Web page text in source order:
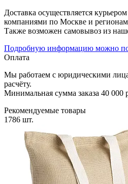
Доставка осуществляется
компаниями по Москве и
Также возможен самовывоз из
Подробную информацию можно
Оплата
Мы работаем с юридическими
расчёту.
Минимальная сумма заказа 40 000
Рекомендуемые товары
1786 шт.